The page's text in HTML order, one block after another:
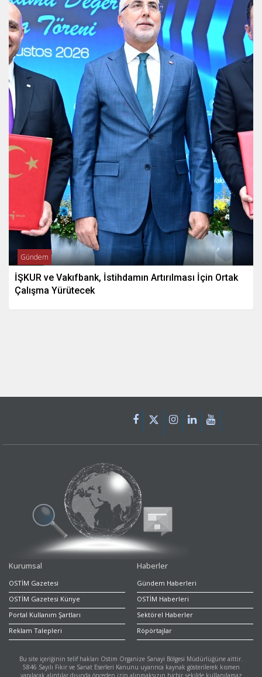
Gündem
İŞKUR ve Vakıfbank, İstihdamın Artırılması İçin Ortak
Çalışma Yürütecek
Kurumsal
OSTİM Gazetesi
OSTİM Gazetesi Künye
Portal Kullanım Şartları
Reklam Talepleri
Haberler
Gündem Haberleri
OSTİM Haberleri
Sektörel Haberler
Röpörtajlar
Bu site içeriğinin telif hakları Ostim Organize Sanayi Bölgesi Müdürlüğüne aittir.
5846 Sayılı Fikir ve Sanat Eserleri Kanunu uyarınca kaynak gösterilerek kısmen